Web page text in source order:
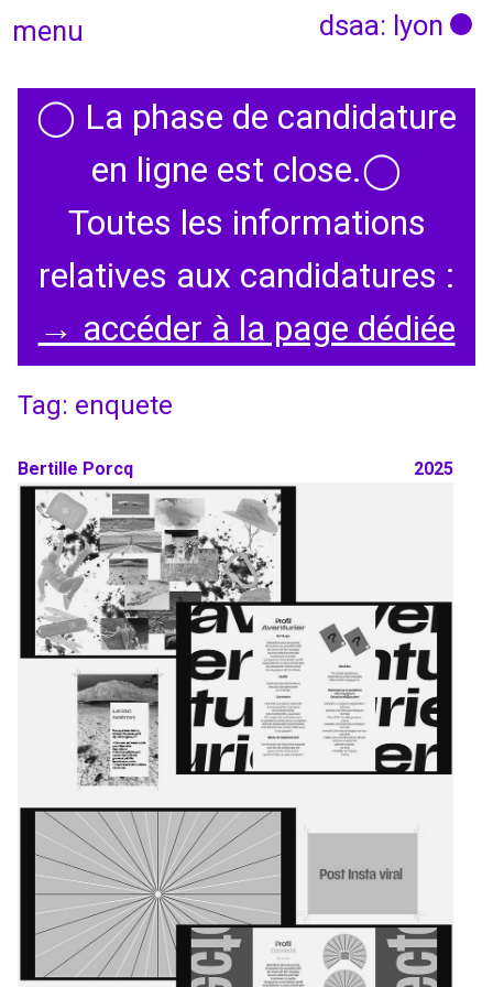
menu dsaa: lyon
Actualités
Candidatures
Graphisme, médias, médiations
Espace, Usages, Territoires
Textile, territoires, mutations
Catalogue de cours
International
Erasmus
Accueil des étrangers
Partir à l’étranger
Diplômes
◯ La phase de candidature
en ligne est close.◯
Toutes les informations
relatives aux candidatures :
→ accéder à la page dédiée
Tag: enquete
Bertille Porcq 2025